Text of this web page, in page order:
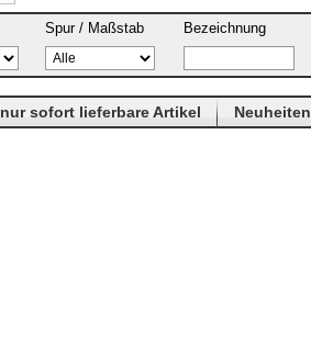
Spur / Maßstab Bezeichnung
nur sofort lieferbare Artikel Neuheiten